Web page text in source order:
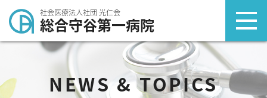
社会医療法人社団 光仁会
総合守谷第一病院
NEWS & TOPICS